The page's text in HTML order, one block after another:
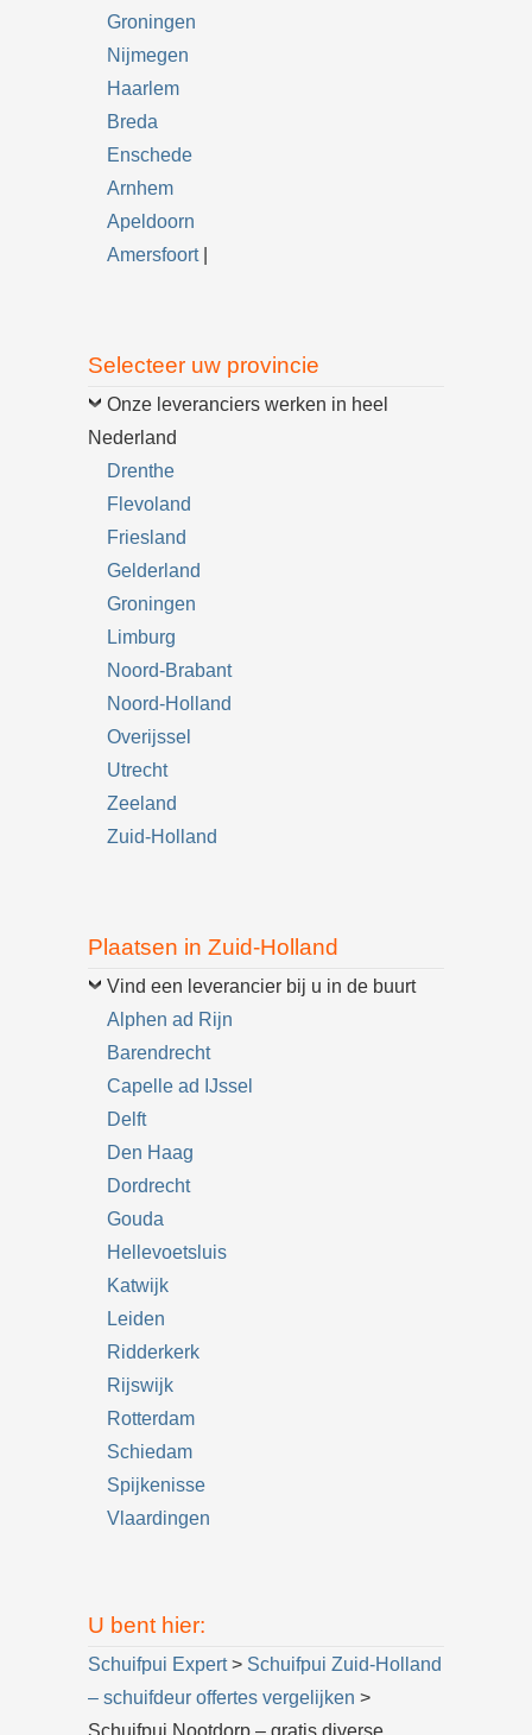
Groningen
Nijmegen
Haarlem
Breda
Enschede
Arnhem
Apeldoorn
Amersfoort|
Selecteer uw provincie
Onze leveranciers werken in heel
Nederland
Drenthe
Flevoland
Friesland
Gelderland
Groningen
Limburg
Noord-Brabant
Noord-Holland
Overijssel
Utrecht
Zeeland
Zuid-Holland
Plaatsen in Zuid-Holland
Vind een leverancier bij u in de buurt
Alphen ad Rijn
Barendrecht
Capelle ad IJssel
Delft
Den Haag
Dordrecht
Gouda
Hellevoetsluis
Katwijk
Leiden
Ridderkerk
Rijswijk
Rotterdam
Schiedam
Spijkenisse
Vlaardingen
U bent hier:
Schuifpui Expert> Schuifpui Zuid-Holland
– schuifdeur offertes vergelijken >
Schuifpui Nootdorp – gratis diverse